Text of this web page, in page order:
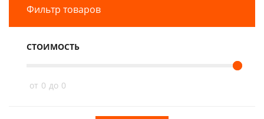
Фильтр товаров
СТОИМОСТЬ
от 0 до 0